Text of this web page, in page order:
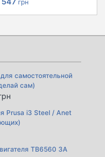
цена
составляла
грн
цена:
547 грн.
самостоятельной
сам)
Текущая
цена:
15022 грн.
Prusa i3 Steel / Anet
TB6560 3А